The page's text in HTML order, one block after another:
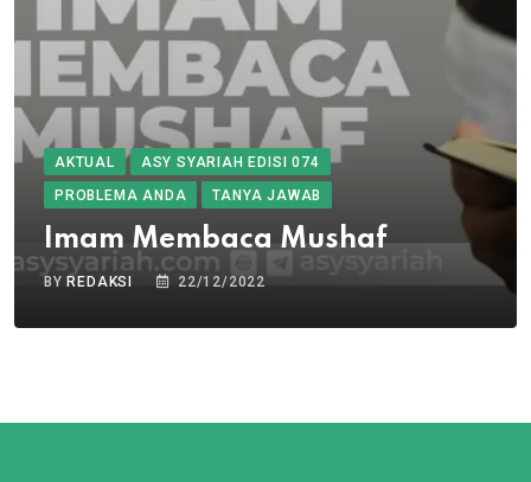
AKTUAL
ASY SYARIAH EDISI 074
PROBLEMA ANDA
TANYA JAWAB
Imam Membaca Mushaf
BYREDAKSI 22/12/2022